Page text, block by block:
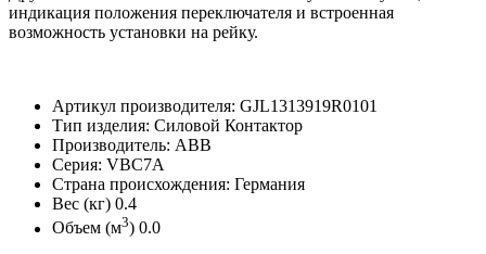
индикация положения переключателя и встроенная
возможность установки на рейку.
Артикул производителя: GJL1313919R0101
Тип изделия: Силовой Контактор
Производитель: ABB
Серия: VBC7A
Страна происхождения: Германия
Вес (кг) 0.4
Объем (м3) 0.0